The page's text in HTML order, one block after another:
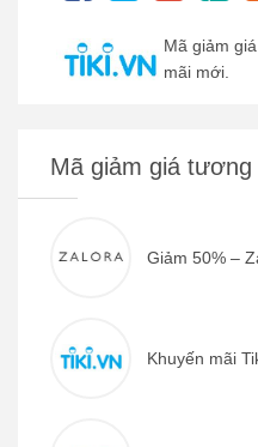
Mã giảm
mãi mới.
Mã giảm giá
Giảm 50% –
Khuyến mãi